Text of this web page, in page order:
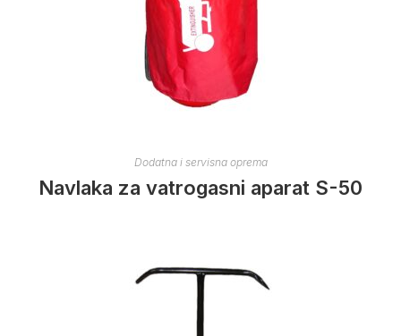
Dodatna i servisna oprema
Navlaka za vatrogasni aparat S-50